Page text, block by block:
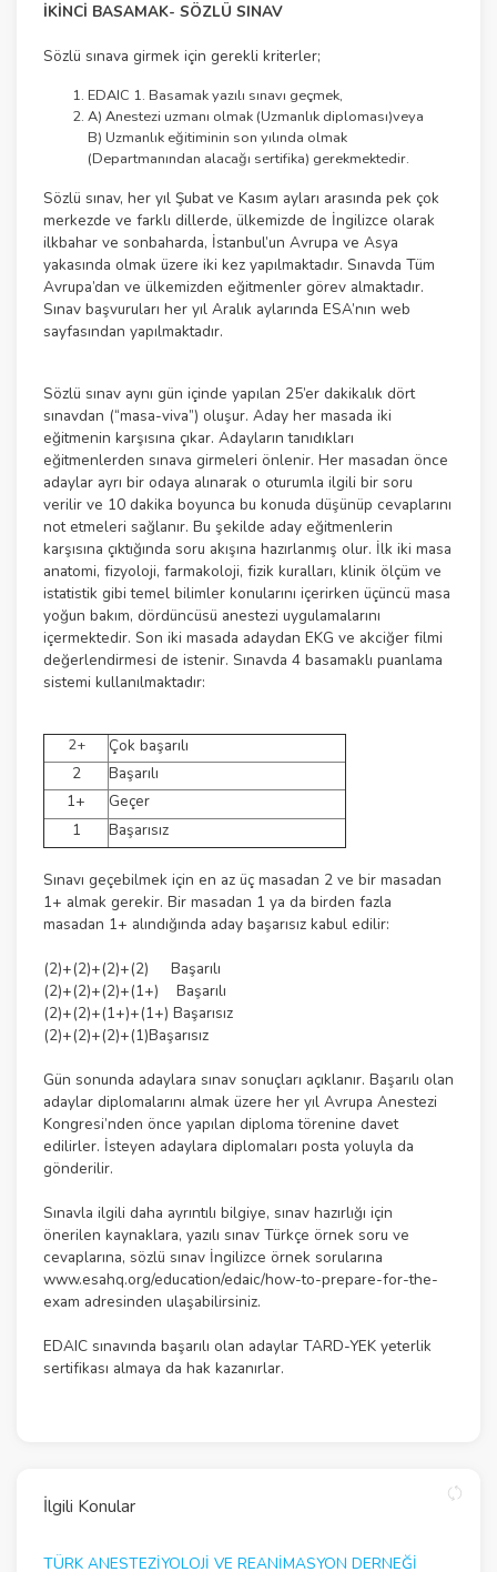
İKİNCİ BASAMAK- SÖZLÜ SINAV
Sözlü sınava girmek için gerekli kriterler;
EDAIC 1. Basamak yazılı sınavı geçmek,
A) Anestezi uzmanı olmak (Uzmanlık diploması)veya
B) Uzmanlık eğitiminin son yılında olmak
(Departmanından alacağı sertifika) gerekmektedir.
Sözlü sınav, her yıl Şubat ve Kasım ayları arasında pek çok
merkezde ve farklı dillerde, ülkemizde de İngilizce olarak
ilkbahar ve sonbaharda, İstanbul’un Avrupa ve Asya
yakasında olmak üzere iki kez yapılmaktadır. Sınavda Tüm
Avrupa’dan ve ülkemizden eğitmenler görev almaktadır.
Sınav başvuruları her yıl Aralık aylarında ESA’nın web
sayfasından yapılmaktadır.
Sözlü sınav aynı gün içinde yapılan 25’er dakikalık dört
sınavdan (“masa-viva”) oluşur. Aday her masada iki
eğitmenin karşısına çıkar. Adayların tanıdıkları
eğitmenlerden sınava girmeleri önlenir. Her masadan önce
adaylar ayrı bir odaya alınarak o oturumla ilgili bir soru
verilir ve 10 dakika boyunca bu konuda düşünüp cevaplarını
not etmeleri sağlanır. Bu şekilde aday eğitmenlerin
karşısına çıktığında soru akışına hazırlanmış olur. İlk iki masa
anatomi, fizyoloji, farmakoloji, fizik kuralları, klinik ölçüm ve
istatistik gibi temel bilimler konularını içerirken üçüncü masa
yoğun bakım, dördüncüsü anestezi uygulamalarını
içermektedir. Son iki masada adaydan EKG ve akciğer filmi
değerlendirmesi de istenir. Sınavda 4 basamaklı puanlama
sistemi kullanılmaktadır:
2+
Çok başarılı
2
Başarılı
1+
Geçer
1
Başarısız
Sınavı geçebilmek için en az üç masadan 2 ve bir masadan
1+ almak gerekir. Bir masadan 1 ya da birden fazla
masadan 1+ alındığında aday başarısız kabul edilir:
(2)+(2)+(2)+(2) Başarılı
(2)+(2)+(2)+(1+) Başarılı
(2)+(2)+(1+)+(1+) Başarısız
(2)+(2)+(2)+(1)Başarısız
Gün sonunda adaylara sınav sonuçları açıklanır. Başarılı olan
adaylar diplomalarını almak üzere her yıl Avrupa Anestezi
Kongresi’nden önce yapılan diploma törenine davet
edilirler. İsteyen adaylara diplomaları posta yoluyla da
gönderilir.
Sınavla ilgili daha ayrıntılı bilgiye, sınav hazırlığı için
önerilen kaynaklara, yazılı sınav Türkçe örnek soru ve
cevaplarına, sözlü sınav İngilizce örnek sorularına
www.esahq.org/education/edaic/how-to-prepare-for-the-
exam adresinden ulaşabilirsiniz.
EDAIC sınavında başarılı olan adaylar TARD-YEK yeterlik
sertifikası almaya da hak kazanırlar.
İlgili Konular
TÜRK ANESTEZİYOLOJİ VE REANİMASYON DERNEĞİ